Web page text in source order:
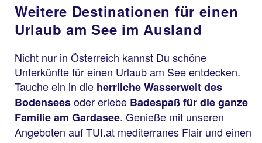
Weitere Destinationen für einen
Urlaub am See im Ausland
Nicht nur in Österreich kannst Du schöne
Unterkünfte für einen Urlaub am See entdecken.
Tauche ein in die herrliche Wasserwelt des
Bodenseesoder erlebe Badespaß für die ganze
Familie am Gardasee. Genieße mit unseren
Angeboten auf TUI.at mediterranes Flair und einen